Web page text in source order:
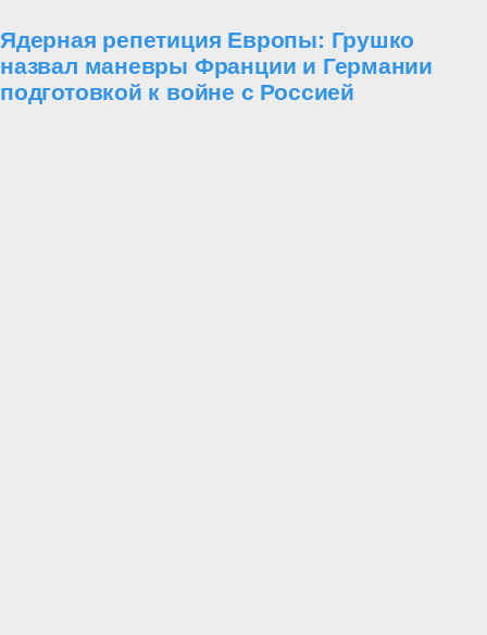
Ядерная репетиция Европы: Грушко
назвал маневры Франции и Германии
подготовкой к войне с Россией